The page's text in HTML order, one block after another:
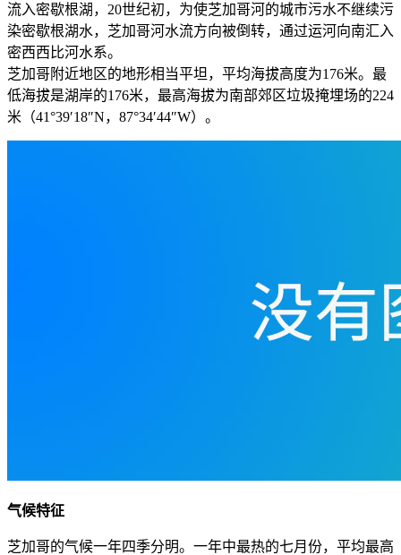
流入密歇根湖，20世纪初，为使芝加哥河的城市污水不继续污
染密歇根湖水，芝加哥河水流方向被倒转，通过运河向南汇入
密西西比河水系。
芝加哥附近地区的地形相当平坦，平均海拔高度为176米。最
低海拔是湖岸的176米，最高海拔为南部郊区垃圾掩埋场的224
米（41°39′18″N，87°34′44″W）。
气候特征
芝加哥的气候一年四季分明。一年中最热的七月份，平均最高